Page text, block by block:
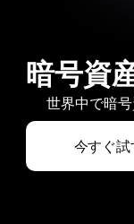
暗号資
世界中で暗
今すぐ試